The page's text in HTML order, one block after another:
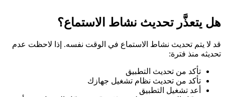
هل يتعذَّر تحديث نشاط الاستماع؟
قد لا يتم تحديث نشاط الاستماع في الوقت نفسه. إذا لاحظت عدم
تحديثه منذ فترة:
تأكد من تحديث التطبيق
تأكد من تحديث نظام تشغيل جهازك
أعد تشغيل التطبيق